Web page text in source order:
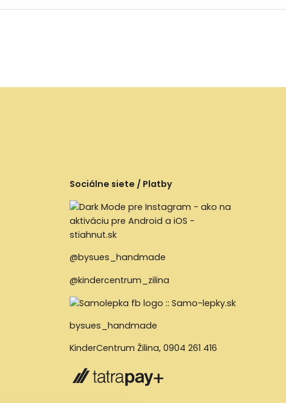
Sociálne siete / Platby
@bysues_handmade
@kindercentrum_zilina
bysues_handmade
KinderCentrum Žilina,0904 261 416